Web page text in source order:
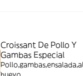
Croissant De Pollo Y
Gambas Especial